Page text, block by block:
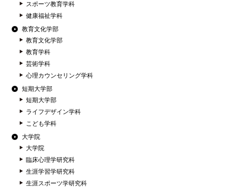
スポーツ教育学科
健康福祉学科
教育文化学部
教育文化学部
教育学科
芸術学科
心理カウンセリング学科
短期大学部
短期大学部
ライフデザイン学科
こども学科
大学院
大学院
臨床心理学研究科
生涯学習学研究科
生涯スポーツ学研究科